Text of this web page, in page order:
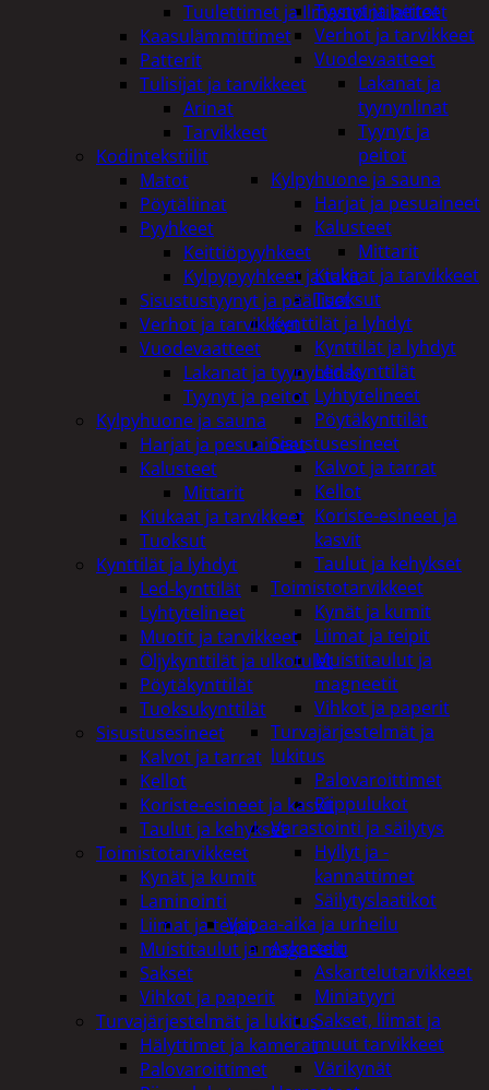
Tyynyt ja peitot
Verhot ja tarvikkeet
Vuodevaatteet
Lakanat ja
tyynynlinat
Tyynyt ja
peitot
Kylpyhuone ja sauna
Harjat ja pesuaineet
Kalusteet
Mittarit
Kiukaat ja tarvikkeet
Tuoksut
Kynttilät ja lyhdyt
Kynttilät ja lyhdyt
Led-kynttilät
Lyhtytelineet
Pöytäkynttilät
Sisustusesineet
Kalvot ja tarrat
Kellot
Koriste-esineet ja
kasvit
Taulut ja kehykset
Toimistotarvikkeet
Kynät ja kumit
Liimat ja teipit
Muistitaulut ja
magneetit
Vihkot ja paperit
Turvajärjestelmät ja
lukitus
Palovaroittimet
Riippulukot
Varastointi ja säilytys
Hyllyt ja -
kannattimet
Säilytyslaatikot
Vapaa-aika ja urheilu
Askartelu
Askartelutarvikkeet
Miniatyyri
Sakset, liimat ja
muut tarvikkeet
Värikynät
Tuulettimet ja Ilmastointilaitteet
Kaasulämmittimet
Patterit
Tulisijat ja tarvikkeet
Arinat
Tarvikkeet
Kodintekstiilit
Matot
Pöytäliinat
Pyyhkeet
Keittiöpyyhkeet
Kylpypyyhkeet ja takit
Sisustustyynyt ja päälliset
Verhot ja tarvikkeet
Vuodevaatteet
Lakanat ja tyynynlinat
Tyynyt ja peitot
Kylpyhuone ja sauna
Harjat ja pesuaineet
Kalusteet
Mittarit
Kiukaat ja tarvikkeet
Tuoksut
Kynttilät ja lyhdyt
Led-kynttilät
Lyhtytelineet
Muotit ja tarvikkeet
Öljykynttilät ja ulkotulet
Pöytäkynttilät
Tuoksukynttilät
Sisustusesineet
Kalvot ja tarrat
Kellot
Koriste-esineet ja kasvit
Taulut ja kehykset
Toimistotarvikkeet
Kynät ja kumit
Laminointi
Liimat ja teipit
Muistitaulut ja magneetit
Sakset
Vihkot ja paperit
Turvajärjestelmät ja lukitus
Hälyttimet ja kamerat
Palovaroittimet